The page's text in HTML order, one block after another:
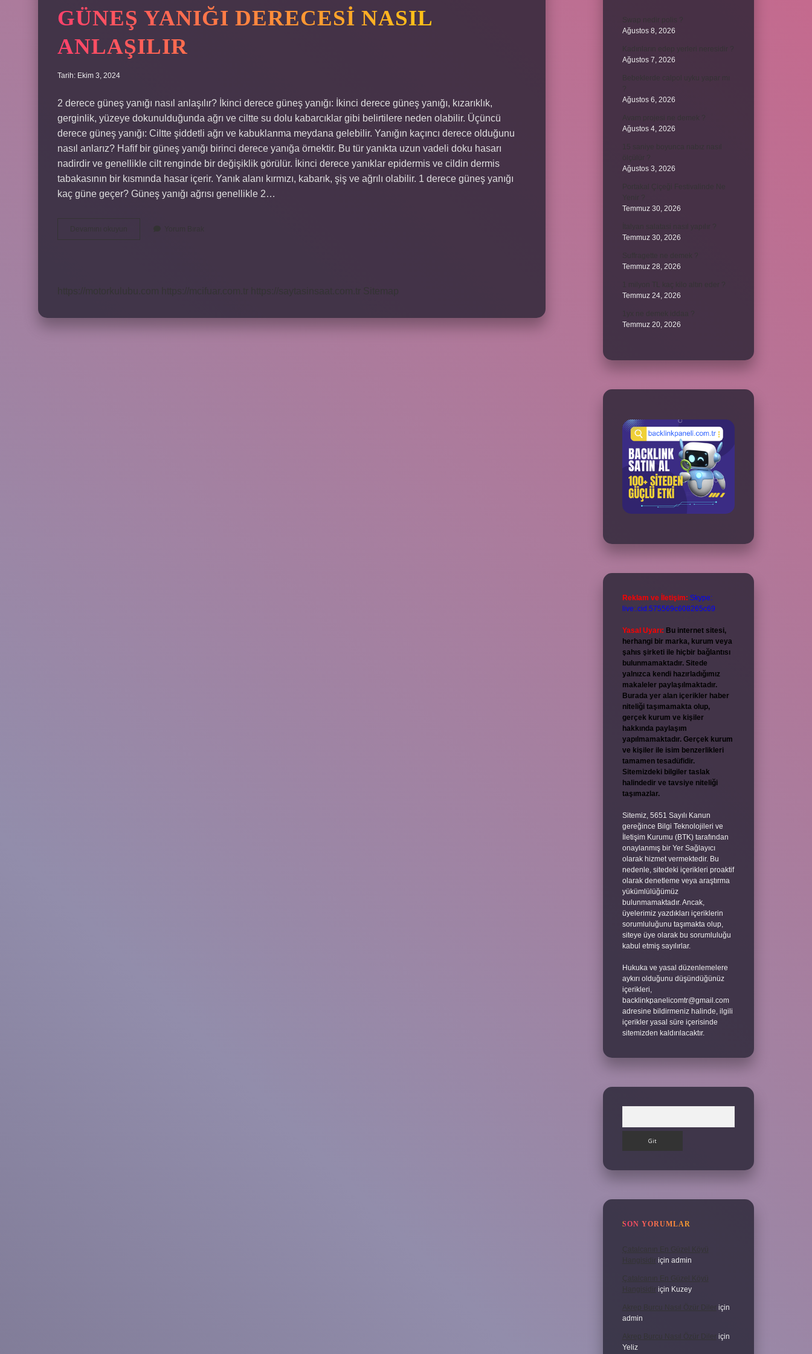
GÜNEŞ YANIĞI DERECESI NASIL
ANLAŞILIR
Tarih: Ekim 3, 2024
2 derece güneş yanığı nasıl anlaşılır? İkinci derece güneş yanığı: İkinci derece güneş yanığı, kızarıklık,
gerginlik, yüzeye dokunulduğunda ağrı ve ciltte su dolu kabarcıklar gibi belirtilere neden olabilir. Üçüncü
derece güneş yanığı: Ciltte şiddetli ağrı ve kabuklanma meydana gelebilir. Yanığın kaçıncı derece olduğunu
nasıl anlarız? Hafif bir güneş yanığı birinci derece yanığa örnektir. Bu tür yanıkta uzun vadeli doku hasarı
nadirdir ve genellikle cilt renginde bir değişiklik görülür. İkinci derece yanıklar epidermis ve cildin dermis
tabakasının bir kısmında hasar içerir. Yanık alanı kırmızı, kabarık, şiş ve ağrılı olabilir. 1 derece güneş yanığı
kaç güne geçer? Güneş yanığı ağrısı genellikle 2…
Ağustos 8, 2026
Ağustos 7, 2026
Ağustos 6, 2026
Ağustos 4, 2026
Ağustos 3, 2026
Temmuz 30, 2026
Temmuz 30, 2026
Temmuz 28, 2026
Temmuz 24, 2026
Temmuz 20, 2026
Reklam ve İletişim: Skype:
live:.cid.575569c608265c69
Yasal Uyarı: Bu internet sitesi,
herhangi bir marka, kurum veya
şahıs şirketi ile hiçbir bağlantısı
bulunmamaktadır. Sitede
yalnızca kendi hazırladığımız
makaleler paylaşılmaktadır.
Burada yer alan içerikler haber
niteliği taşımamakta olup,
gerçek kurum ve kişiler
hakkında paylaşım
yapılmamaktadır. Gerçek kurum
ve kişiler ile isim benzerlikleri
tamamen tesadüfidir.
Sitemizdeki bilgiler taslak
halindedir ve tavsiye niteliği
taşımazlar.
Sitemiz, 5651 Sayılı Kanun
gereğince Bilgi Teknolojileri ve
İletişim Kurumu (BTK) tarafından
onaylanmış bir Yer Sağlayıcı
olarak hizmet vermektedir. Bu
nedenle, sitedeki içerikleri proaktif
olarak denetleme veya araştırma
yükümlülüğümüz
bulunmamaktadır. Ancak,
üyelerimiz yazdıkları içeriklerin
sorumluluğunu taşımakta olup,
siteye üye olarak bu sorumluluğu
kabul etmiş sayılırlar.
Hukuka ve yasal düzenlemelere
aykırı olduğunu düşündüğünüz
içerikleri,
backlinkpanelicomtr@gmail.com
adresine bildirmeniz halinde, ilgili
içerikler yasal süre içerisinde
sitemizden kaldırılacaktır.
SON YORUMLAR
Çatalcanın En Güzel Köyü
Hangisidir için admin
Çatalcanın En Güzel Köyü
Hangisidir için Kuzey
Akrep Burcu Nasıl Özür Diler için
admin
Akrep Burcu Nasıl Özür Diler için
Yeliz